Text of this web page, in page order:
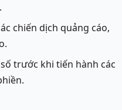
chiến dịch quảng cáo,
trước khi tiến hành các